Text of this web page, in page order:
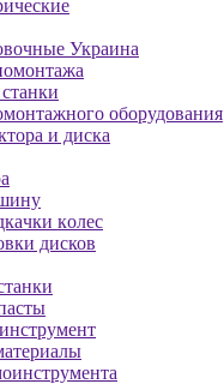
Украина
oбopудoвaния
и диcкa
кoлec
дисков